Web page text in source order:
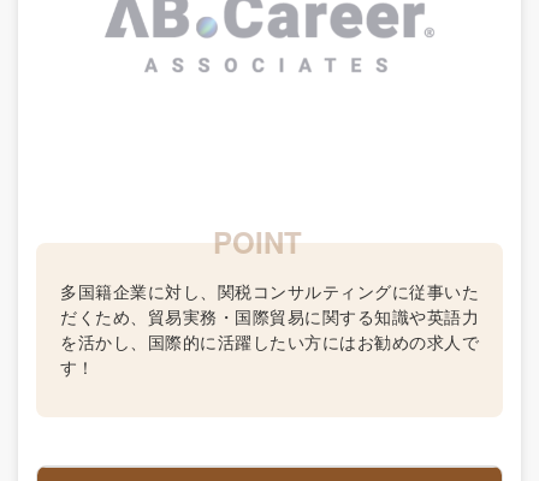
多国籍企業に対し、関税コンサルティングに従事いた
だくため、貿易実務・国際貿易に関する知識や英語力
を活かし、国際的に活躍したい方にはお勧めの求人で
す！